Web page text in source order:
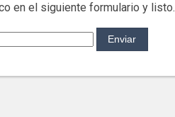
en el siguiente formulario y listo.